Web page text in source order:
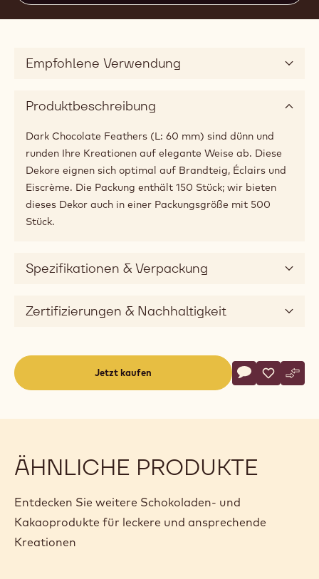
Empfohlene Verwendung
Produktbeschreibung
Dark Chocolate Feathers (L: 60 mm) sind dünn und
runden Ihre Kreationen auf elegante Weise ab. Diese
Dekore eignen sich optimal auf Brandteig, Éclairs und
Eiscrème. Die Packung enthält 150 Stück; wir bieten
dieses Dekor auch in einer Packungsgröße mit 500
Stück.
Spezifikationen & Verpackung
Zertifizierungen & Nachhaltigkeit
Jetzt kaufen
Actions
Schreibe
- DarkSpeichern
- Dark
-
ÄHNLICHE PRODUKTE
Entdecken Sie weitere Schokoladen- und
Kakaoprodukte für leckere und ansprechende
Kreationen